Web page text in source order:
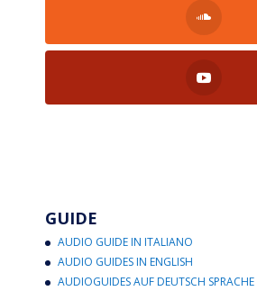
GUIDE
AUDIO GUIDE IN ITALIANO
AUDIO GUIDES IN ENGLISH
AUDIOGUIDES AUF DEUTSCH SPRACHE